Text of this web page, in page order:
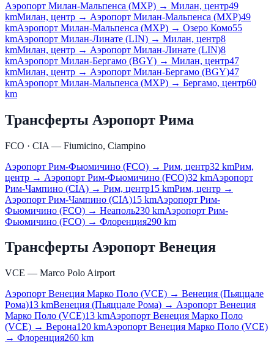
Аэропорт Милан-Мальпенса (MXP) → Милан, центр49
kmМилан, центр → Аэропорт Милан-Мальпенса (MXP)49
kmАэропорт Милан-Мальпенса (MXP) → Озеро Комо55
kmАэропорт Милан-Линате (LIN) → Милан, центр8
kmМилан, центр → Аэропорт Милан-Линате (LIN)8
kmАэропорт Милан-Бергамо (BGY) → Милан, центр47
kmМилан, центр → Аэропорт Милан-Бергамо (BGY)47
kmАэропорт Милан-Мальпенса (MXP) → Бергамо, центр60
km
Трансферты Аэропорт Рима
FCO · CIA — Fiumicino, Ciampino
Аэропорт Рим-Фьюмичино (FCO) → Рим, центр32 kmРим,
центр → Аэропорт Рим-Фьюмичино (FCO)32 kmАэропорт
Рим-Чампино (CIA) → Рим, центр15 kmРим, центр →
Аэропорт Рим-Чампино (CIA)15 kmАэропорт Рим-
Фьюмичино (FCO) → Неаполь230 kmАэропорт Рим-
Фьюмичино (FCO) → Флоренция290 km
Трансферты Аэропорт Венеция
VCE — Marco Polo Airport
Аэропорт Венеция Марко Поло (VCE) → Венеция (Пьяццале
Рома)13 kmВенеция (Пьяццале Рома) → Аэропорт Венеция
Марко Поло (VCE)13 kmАэропорт Венеция Марко Поло
(VCE) → Верона120 kmАэропорт Венеция Марко Поло (VCE)
→ Флоренция260 km